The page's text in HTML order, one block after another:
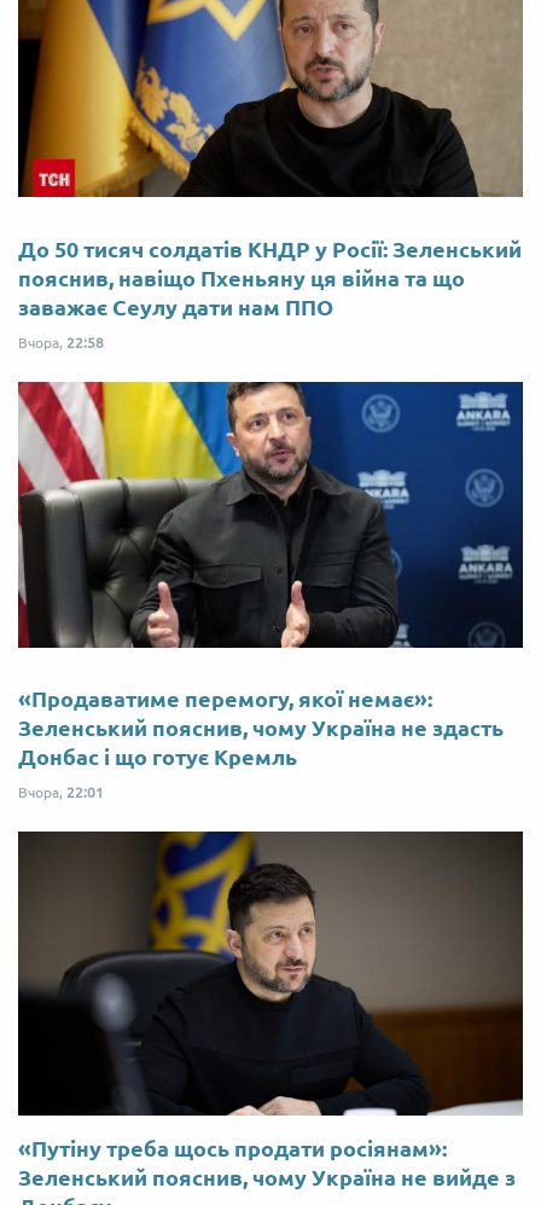
До 50 тисяч солдатів КНДР у Росії: Зеленський
пояснив, навіщо Пхеньяну ця війна та що
заважає Сеулу дати нам ППО
Вчора, 22:58
«Продаватиме перемогу, якої немає»:
Зеленський пояснив, чому Україна не здасть
Донбас і що готує Кремль
Вчора, 22:01
«Путіну треба щось продати росіянам»:
Зеленський пояснив, чому Україна не вийде з